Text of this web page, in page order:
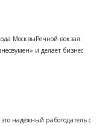
МосквыРечной вокзал:
и делает бизнес
надёжный работодатель с